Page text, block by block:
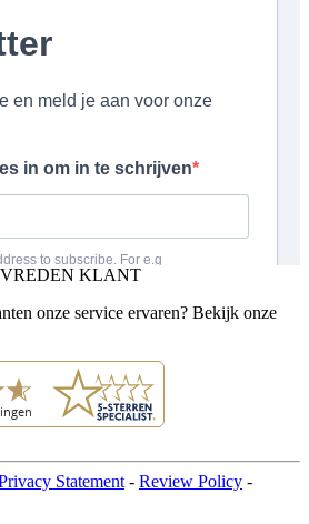
KLANT
onze service ervaren? Bekijk onze
Statement - Review Policy -